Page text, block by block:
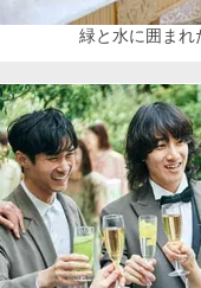
緑と水に囲まれ